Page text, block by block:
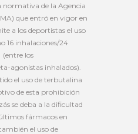
normativa de la Agencia
que entró en vigor en
a los deportistas el uso
16 inhalaciones/24
los
agonistas inhalados).
el uso de terbutalina
de esta prohibición
se deba a la dificultad
fármacos en
el uso de